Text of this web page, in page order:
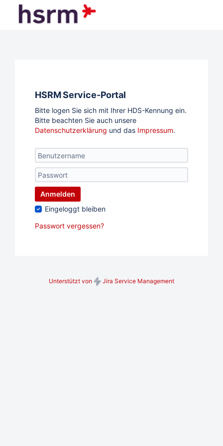
HSRM Service-Portal
Bitte logen Sie sich mit Ihrer HDS-Kennung ein.
Bitte beachten Sie auch unsere
Datenschutzerklärung und das Impressum.
Anmelden
Eingeloggt bleiben
Passwort vergessen?
Unterstützt von Jira Service Management